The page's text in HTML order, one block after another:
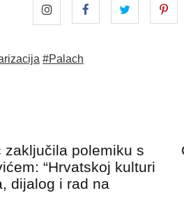
#Palach
zaključila polemiku s
“Hrvatskoj kulturi
dijalog i rad na